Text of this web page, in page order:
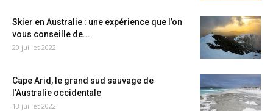
Skier en Australie : une expérience que l’on
vous conseille de...
20 juillet 2022
Cape Arid, le grand sud sauvage de
l’Australie occidentale
13 juillet 2022